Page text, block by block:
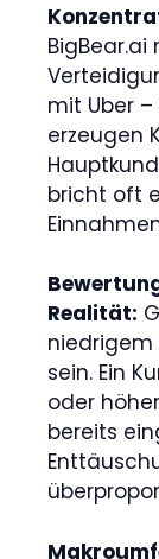
BigBear.ai
mit Uber
erzeugen
bricht oft
Realität:
niedrigem
sein. Ein
oder
bereits